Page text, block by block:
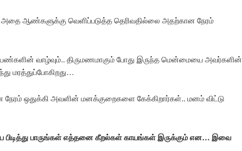
அதை ஆண்களுக்கு வெளிப்படுத்த தெரிவதில்லை அதற்கான நேரம்
வாழ்வும்.. திருமணமாகும் போது இருந்த மென்மையை அவர்களின்
மரத்துப்போகிறது…
ஒதுக்கி அவளின் மனக்குறைகளை கேக்கிறார்கள்.. மனம் விட்டு
பாருங்கள் எத்தனை கீறல்கள் காயங்கள் இருக்கும் என… இவை